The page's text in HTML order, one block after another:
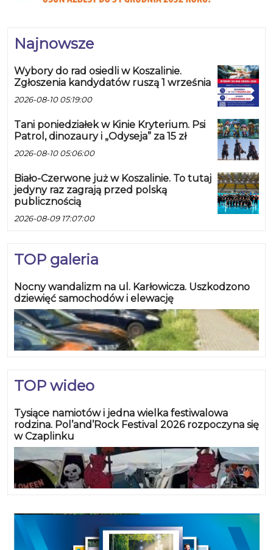
Najnowsze
Wybory do rad osiedli w Koszalinie.
Zgłoszenia kandydatów ruszą 1 września
2026-08-10 05:19:00
Tani poniedziałek w Kinie Kryterium. Psi
Patrol, dinozaury i „Odyseja” za 15 zł
2026-08-10 05:06:00
Biało-Czerwone już w Koszalinie. To tutaj
jedyny raz zagrają przed polską
publicznością
2026-08-09 17:07:00
TOP galeria
Nocny wandalizm na ul. Karłowicza. Uszkodzono
dziewięć samochodów i elewację
TOP wideo
Tysiące namiotów i jedna wielka festiwalowa
rodzina. Pol’and’Rock Festival 2026 rozpoczyna się
w Czaplinku